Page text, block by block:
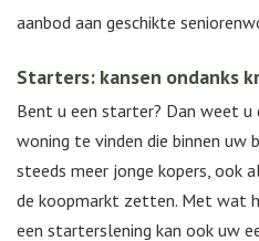
aanbod aan geschikte
Starters: kansen ondanks
Bent u een starter? Dan weet
woning te vinden die binnen uw
steeds meer jonge kopers, ook
de koopmarkt zetten. Met wat
een starterslening kan ook uw